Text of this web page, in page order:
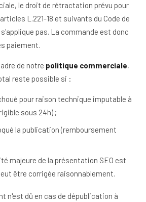
le droit de rétractation prévu pour
L.221-18 et suivants du Code de
pas. La commande est donc
paiement.
de notre politique commerciale,
reste possible si :
pour raison technique imputable à
sous 24h) ;
la publication (remboursement
majeure de la présentation SEO est
être corrigée raisonnablement.
n'est dû en cas de dépublication à